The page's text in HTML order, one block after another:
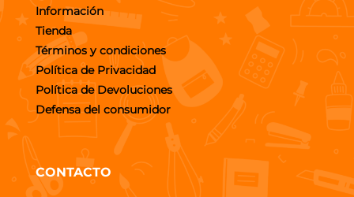
Información
Tienda
Términos y condiciones
Política de Privacidad
Política de Devoluciones
Defensa del consumidor
CONTACTO